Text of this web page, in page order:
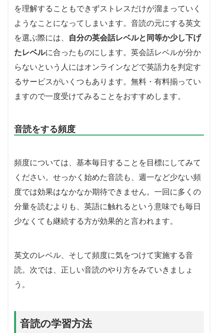
を理解することもできずストレスだけが溜まっていく
ようなことになってしまいます。音読の元にする英文
を選ぶ際には、 自分の英会話レベルと同等か少し下げ
たレベルに合ったものにします。英会話レベルが分か
らないという人にはオンラインなどで英語力を判定す
るサービスがいくつもあります。無料・有料揃ってい
ますので一度受けてみることをおすすめします。
音読をする頻度
頻度については、基本毎日することを目標にしてみて
ください。せっかく始めた音読も、週一など少ない頻
度では効果はなかなか期待できません。一回に多くの
分量を読むよりも、英語に触れるという意味でも毎日
少なくても継続する方が効果的と言われます。
英文のレベル、そして頻度に気をつけて実施する音
読。次では、正しい音読のやり方をみていきましょ
う。
音読の学習方法